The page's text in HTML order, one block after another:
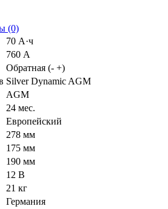
(0)
70 А·ч
760 А
Обратная (- +)
Silver Dynamic AGM
AGM
24 мес.
Европейский
278 мм
175 мм
190 мм
12 В
21 кг
Германия